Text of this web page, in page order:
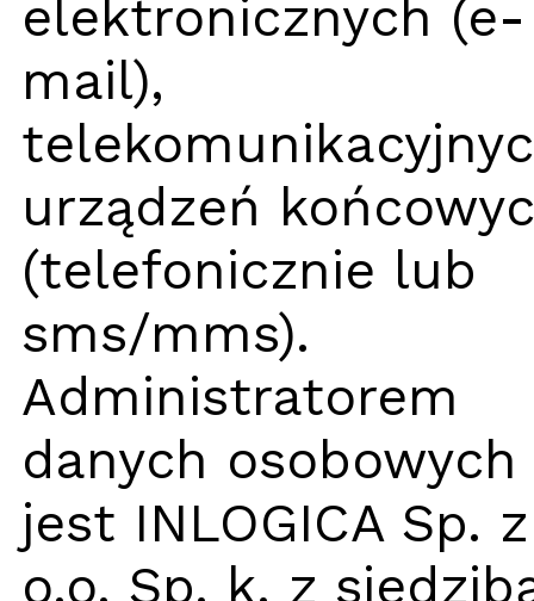
elektronicznych (e-
mail),
urządzeń
(telefonicznie lub
sms/mms).
Administratorem
danych osobowych
jest INLOGICA Sp. z
o.o. Sp. k. z